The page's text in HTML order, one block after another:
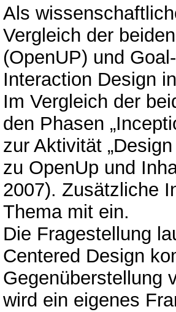
Als
Vergleich der
(OpenUP) und
Interaction Design
Im Vergleich der
den Phasen
zur Aktivität
zu OpenUp und
2007). Zusätzliche
Thema mit ein.
Die Fragestellung
Centered Design
Gegenüberstellung
wird ein eigenes